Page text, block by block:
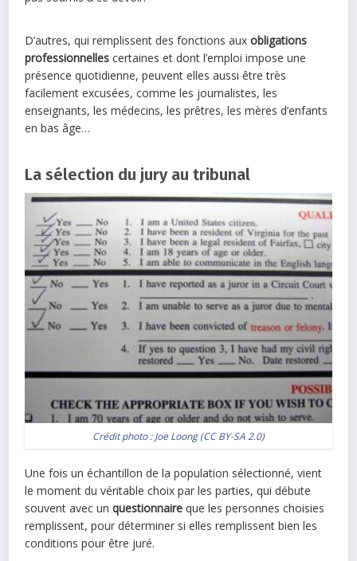
D’autres, qui remplissent des fonctions aux obligations
professionnelles certaines et dont l’emploi impose une
présence quotidienne, peuvent elles aussi être très
facilement excusées, comme les journalistes, les
enseignants, les médecins, les prêtres, les mères d’enfants
en bas âge…
La sélection du jury au tribunal
Crédit photo :Joe Loong(CC BY-SA 2.0)
Une fois un échantillon de la population sélectionné, vient
le moment du véritable choix par les parties, qui débute
souvent avec unquestionnaire que les personnes choisies
remplissent, pour déterminer si elles remplissent bien les
conditions pour être juré.